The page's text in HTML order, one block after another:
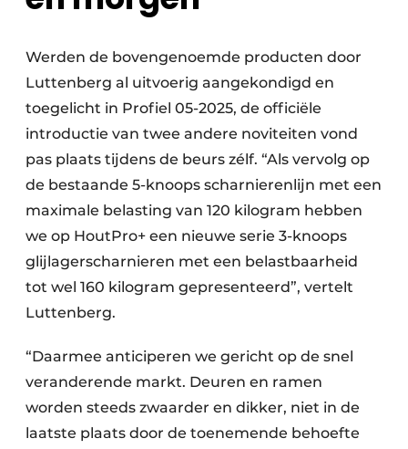
Werden de bovengenoemde producten door
Luttenberg al uitvoerig aangekondigd en
toegelicht in Profiel 05-2025, de officiële
introductie van twee andere noviteiten vond
pas plaats tijdens de beurs zélf. “Als vervolg op
de bestaande 5-knoops scharnierenlijn met een
maximale belasting van 120 kilogram hebben
we op HoutPro+ een nieuwe serie 3-knoops
glijlagerscharnieren met een belastbaarheid
tot wel 160 kilogram gepresenteerd”, vertelt
Luttenberg.
“Daarmee anticiperen we gericht op de snel
veranderende markt. Deuren en ramen
worden steeds zwaarder en dikker, niet in de
laatste plaats door de toenemende behoefte